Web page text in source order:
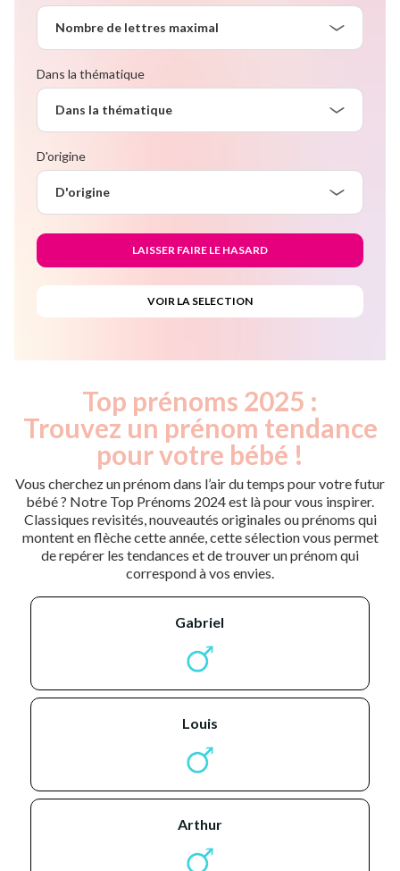
Nombre de lettres maximal
Dans la thématique
Dans la thématique
D'origine
D'origine
Top prénoms 2025 :
Trouvez un prénom tendance
pour votre bébé !
Vous cherchez un prénom dans l’air du temps pour votre futur
bébé ? Notre Top Prénoms 2024 est là pour vous inspirer.
Classiques revisités, nouveautés originales ou prénoms qui
montent en flèche cette année, cette sélection vous permet
de repérer les tendances et de trouver un prénom qui
correspond à vos envies.
gabriel
louis
arthur